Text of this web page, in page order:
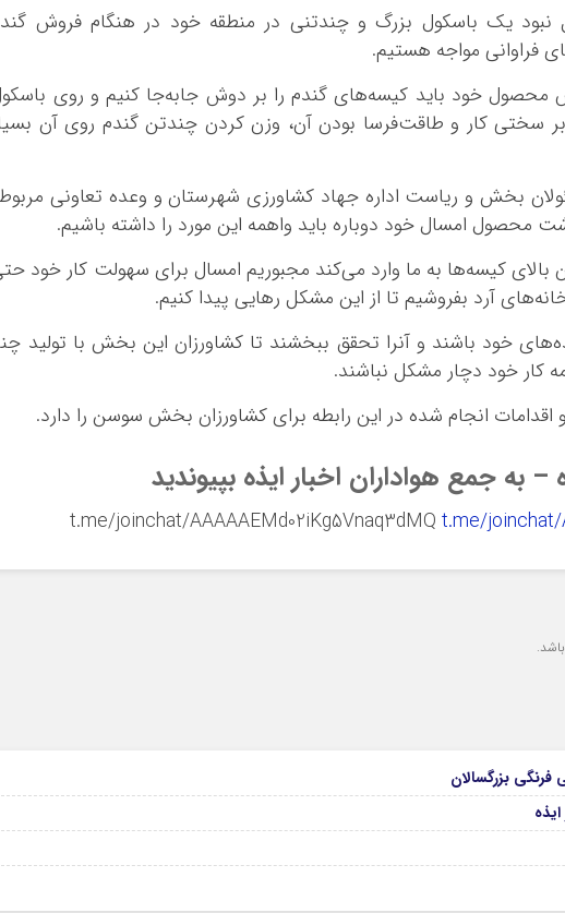
یک باسکول بزرگ و چندتنی در منطقه خود در هنگام فروش
مواجه هستیم.
محصول خود باید کیسه‌های گندم را بر دوش جابه‌جا کنیم و روی
سختی کار و طاقت‌فرسا بودن آن، وزن کردن چندتن گندم روی آن
بخش و ریاست اداره جهاد کشاورزی شهرستان و وعده تعاونی
محصول امسال خود دوباره باید واهمه این مورد را داشته باشیم.
بالای کیسه‌ها به ما وارد می‌کند مجبوریم امسال برای سهولت کار خود
آرد بفروشیم تا از این مشکل رهایی پیدا کنیم.
خود باشند و آنرا تحقق ببخشند تا کشاورزان این بخش با تولید
کار خود دچار مشکل نباشند.
انجام شده در این رابطه برای کشاورزان بخش سوسن را دارد.
– به جمع هواداران اخبار ایذه بپیوندید
t.me/joinchat/